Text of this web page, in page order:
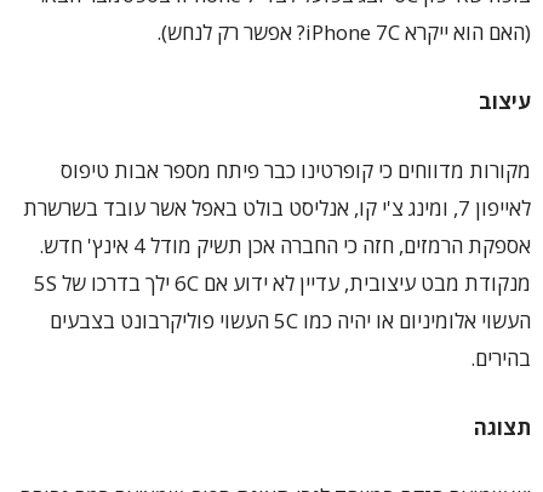
(האם הוא ייקרא iPhone 7C? אפשר רק לנחש).
עיצוב
מקורות מדווחים כי קופרטינו כבר פיתח מספר אבות טיפוס
לאייפון 7, ומינג צ'י קו, אנליסט בולט באפל אשר עובד בשרשרת
אספקת הרמזים, חזה כי החברה אכן תשיק מודל 4 אינץ' חדש.
מנקודת מבט עיצובית, עדיין לא ידוע אם 6C ילך בדרכו של 5S
העשוי אלומיניום או יהיה כמו 5C העשוי פוליקרבונט בצבעים
בהירים.
תצוגה